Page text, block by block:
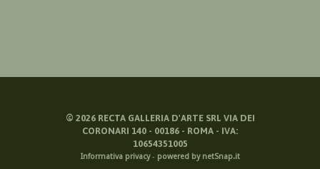
© 2026RECTA GALLERIA D'ARTE SRL VIA DEI
CORONARI 140 - 00186 - ROMA - IVA:
10654351005
Informativa privacy- powered by netSnap.it